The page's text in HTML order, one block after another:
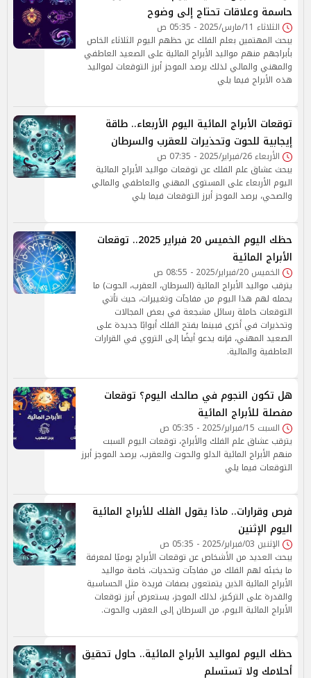
حاسمة وعلاقات تحتاج إلى وضوح
الثلاثاء 11/مارس/2025 - 05:35 ص
يبحث المهتمين بعلم الفلك عن حظهم اليوم الثلاثاء الخاص
بأبراجهم منهم مواليد الأبراج المائية على الصعيد العاطفي
والمهني والمالي لذلك يرصد الموجز أبرز التوقعات لمواليد
هذه الأبراج فيما يلي
توقعات الأبراج المائية اليوم الأربعاء.. طاقة
إيجابية للحوت وتحذيرات للعقرب والسرطان
الأربعاء 26/فبراير/2025 - 07:35 ص
يبحث عشاق علم الفلك عن توقعات مواليد الأبراج المائية
اليوم الأربعاء على المستوى المهني والعاطفي والمالي
والصحي، يرصد الموجز أبرز التوقعات فيما يلي
حظك اليوم الخميس 20 فبراير 2025.. توقعات
الأبراج المائية
الخميس 20/فبراير/2025 - 08:55 ص
يترقب مواليد الأبراج المائية (السرطان، العقرب، الحوت) ما
يحمله لهم هذا اليوم من مفاجآت وتغييرات، حيث تأتي
التوقعات حاملة رسائل مشجعة في بعض المجالات
وتحذيرات في أخرى فبينما يفتح الفلك أبوابًا جديدة على
الصعيد المهني، فإنه يدعو أيضًا إلى التروي في القرارات
العاطفية والمالية.
هل تكون النجوم في صالحك اليوم؟ توقعات
مفصلة للأبراج المائية
السبت 15/فبراير/2025 - 05:35 ص
يترقب عشاق علم الفلك والأبراج، توقعات اليوم السبت
منهم الأبراج المائية الدلو والحوت والعقرب، يرصد الموجز أبرز
التوقعات فيما يلي
فرص وقرارات.. ماذا يقول الفلك للأبراج المائية
اليوم الإثنين
الإثنين 03/فبراير/2025 - 05:35 ص
يبحث العديد من الأشخاص عن توقعات الأبراج يوميًا لمعرفة
ما يخبئه لهم الفلك من مفاجآت وتحديات، خاصة مواليد
الأبراج المائية الذين يتمتعون بصفات فريدة مثل الحساسية
والقدرة على التركيز، لذلك الموجز، يستعرض أبرز توقعات
الأبراج المائية اليوم، من السرطان إلى العقرب والحوت.
حظك اليوم لمواليد الأبراج المائية.. حاول تحقيق
أحلامك ولا تستسلم